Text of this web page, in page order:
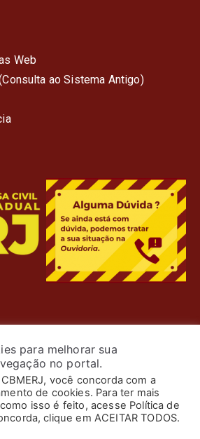
Web
ao Sistema Antigo)
Militar do Estado do Rio de
para melhorar sua
no portal.
você concorda com a
de cookies. Para ter mais
isso é feito, acesse Política de
clique em ACEITAR TODOS.